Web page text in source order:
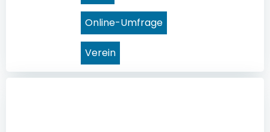
Online-Umfrage
Verein